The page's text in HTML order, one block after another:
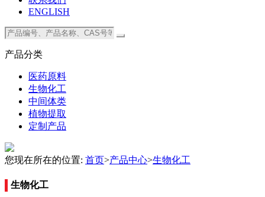
ENGLISH
产品分类
医药原料
生物化工
中间体类
植物提取
定制产品
您现在所在的位置: 首页>产品中心>生物化工
生物化工